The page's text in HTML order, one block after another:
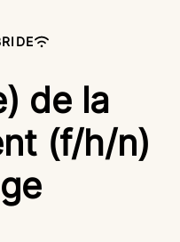
de la
(f/h/n)